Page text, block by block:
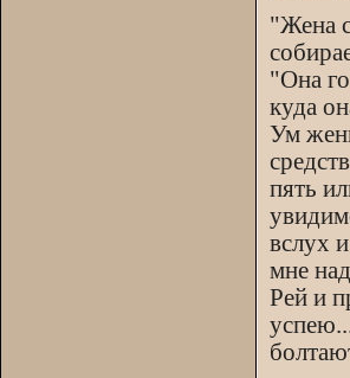
"Жена
"Она
куда
Ум
пять
вслух
мне
Рей и